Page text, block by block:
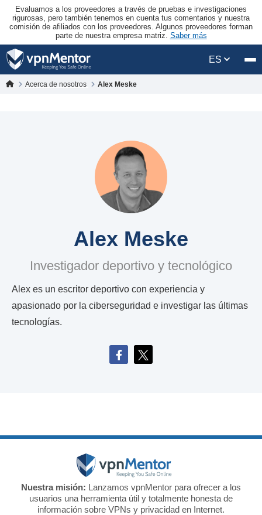
Evaluamos a los proveedores a través de pruebas e investigaciones
rigurosas, pero también tenemos en cuenta tus comentarios y nuestra
comisión de afiliados con los proveedores. Algunos proveedores forman
parte de nuestra empresa matriz. Saber más
ES
Acerca de nosotros Alex Meske
Alex Meske
Investigador deportivo y tecnológico
Alex es un escritor deportivo con experiencia y
apasionado por la ciberseguridad e investigar las últimas
tecnologías.
Nuestra misión: Lanzamos vpnMentor para ofrecer a los
usuarios una herramienta útil y totalmente honesta de
información sobre VPNs y privacidad en Internet.